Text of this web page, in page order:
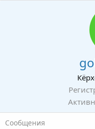
Сообщения